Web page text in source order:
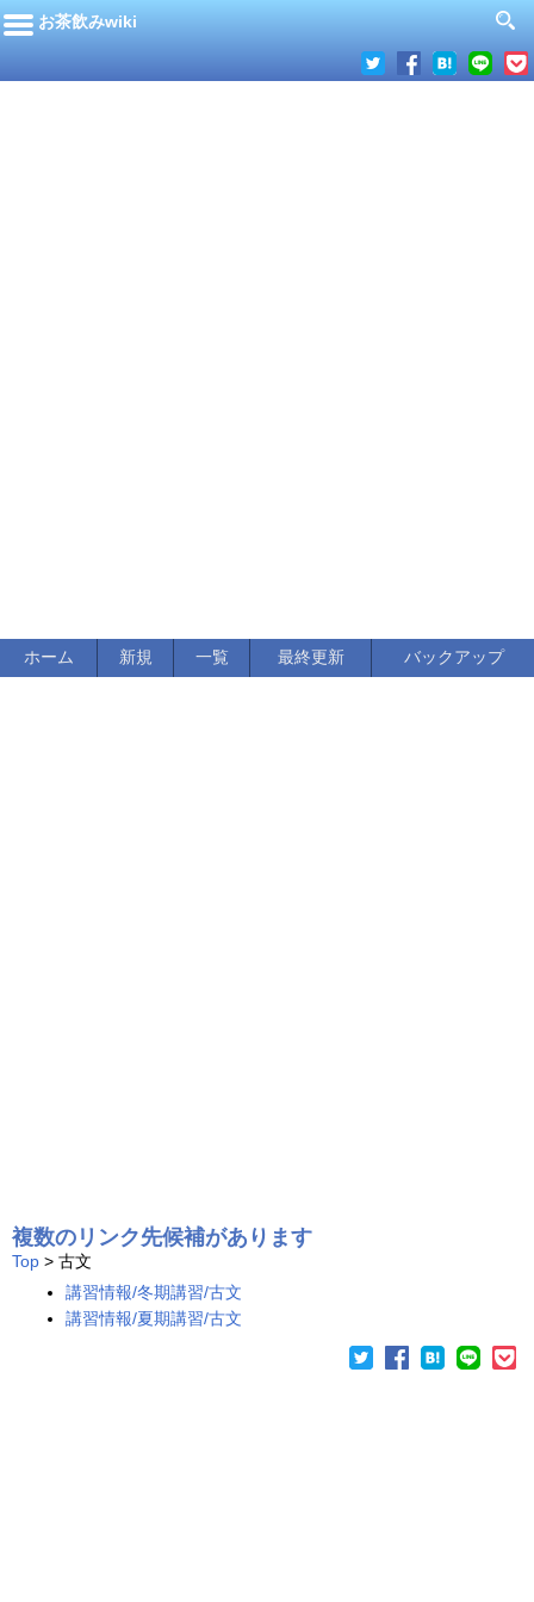
お茶飲みwiki
ホーム 新規 一覧 最終更新 バックアップ
複数のリンク先候補があります
Top > 古文
講習情報/冬期講習/古文
講習情報/夏期講習/古文